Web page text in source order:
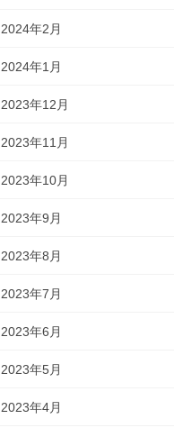
2024年2月
2024年1月
2023年12月
2023年11月
2023年10月
2023年9月
2023年8月
2023年7月
2023年6月
2023年5月
2023年4月